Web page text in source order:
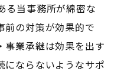
る当事務所が綿密な
前の対策が効果的で
事業承継は効果を出す
にならないようなサポ